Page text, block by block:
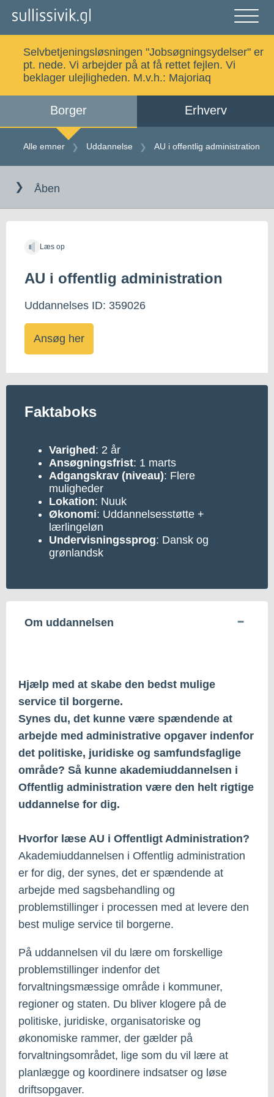
luk
Alle emner Selvbetjening
Kalaallisut
Selvbetjeningsløsningen "Jobsøgningsydelser" er
pt. nede. Vi arbejder på at få rettet fejlen. Vi
beklager ulejligheden. M.v.h.: Majoriaq
Borger Erhverv
Alle emner Uddannelse AU i offentlig administration
indholdet
Åben
Læs op
AU i offentlig administration
Uddannelses ID: 359026
Ansøg her
Faktaboks
Varighed: 2 år
Ansøgningsfrist: 1 marts
Adgangskrav (niveau): Flere
muligheder
Lokation: Nuuk
Økonomi: Uddannelsesstøtte +
lærlingeløn
Undervisningssprog: Dansk og
grønlandsk
Om uddannelsen
Hjælp med at skabe den bedst mulige
service til borgerne.
Synes du, det kunne være spændende at
arbejde med administrative opgaver indenfor
det politiske, juridiske og samfundsfaglige
område? Så kunne akademiuddannelsen i
Offentlig administration være den helt rigtige
uddannelse for dig.
Hvorfor læse AU i Offentligt Administration?
Akademiuddannelsen i Offentlig administration
er for dig, der synes, det er spændende at
arbejde med sagsbehandling og
problemstillinger i processen med at levere den
best mulige service til borgerne.
På uddannelsen vil du lære om forskellige
problemstillinger indenfor det
forvaltningsmæssige område i kommuner,
regioner og staten. Du bliver klogere på de
politiske, juridiske, organisatoriske og
økonomiske rammer, der gælder på
forvaltningsområdet, lige som du vil lære at
planlægge og koordinere indsatser og løse
driftsopgaver.